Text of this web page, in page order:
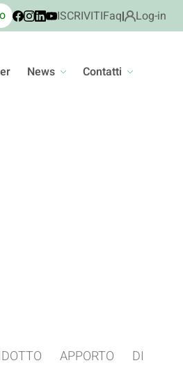
ISCRIVITIFaq| Log-in
News Contatti
APPORTO DI